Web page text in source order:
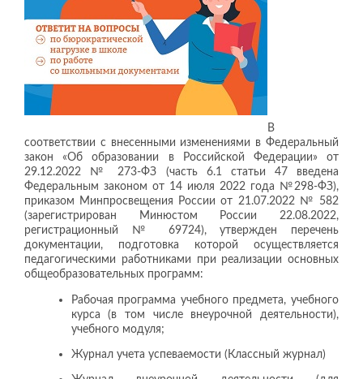
В
соответствии с внесенными изменениями в Федеральный
закон «Об образовании в Российской Федерации» от
29.12.2022 № 273-ФЗ (часть 6.1 статьи 47 введена
Федеральным законом от 14 июля 2022 года №298-ФЗ),
приказом Минпросвещения России от 21.07.2022 № 582
(зарегистрирован Минюстом России 22.08.2022,
регистрационный № 69724), утвержден перечень
документации, подготовка которой осуществляется
педагогическими работниками при реализации основных
общеобразовательных программ:
Рабочая программа учебного предмета, учебного
курса (в том числе внеурочной деятельности),
учебного модуля;
Журнал учета успеваемости (Классный журнал)